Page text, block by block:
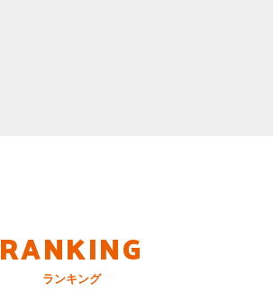
RANKING
ランキング